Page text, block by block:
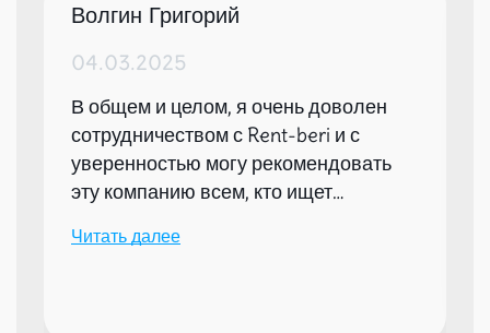
Волгин Григорий
04.03.2025
В общем и целом, я очень доволен
сотрудничеством с Rent-beri и с
уверенностью могу рекомендовать
эту компанию всем, кто ищет
мероприятий.
Читать далее